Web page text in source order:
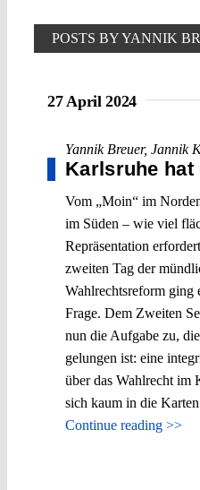
POSTS BY YANNIK
27 April 2024
Yannik Breuer, Jannik
Karlsruhe hat
Vom „Moin“ im
im Süden – wie viel
Repräsentation
zweiten Tag der
Wahlrechtsreform ging
Frage. Dem Zweiten
nun die Aufgabe zu,
gelungen ist: eine
über das Wahlrecht im
sich kaum in die Karten
Continue reading >>